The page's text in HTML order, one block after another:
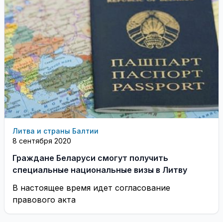
Литва и страны Балтии
8 сентября 2020
Граждане Беларуси смогут получить
специальные национальные визы в Литву
В настоящее время идет согласование
правового акта